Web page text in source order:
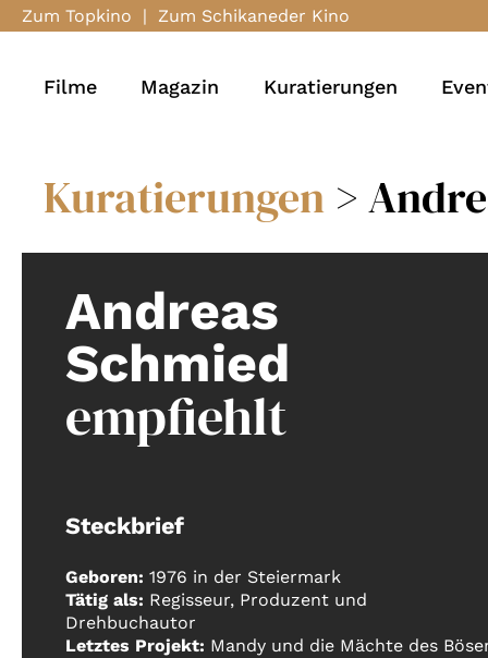
Zum Topkino | Zum Schikaneder Kino
Filme Magazin Kuratierungen
Kuratierungen >
Andreas
Schmied
empfiehlt
Steckbrief
Geboren: 1976 in der Steiermark
Tätig als: Regisseur, Produzent und
Drehbuchautor
Letztes Projekt: Mandy und die Mächte des